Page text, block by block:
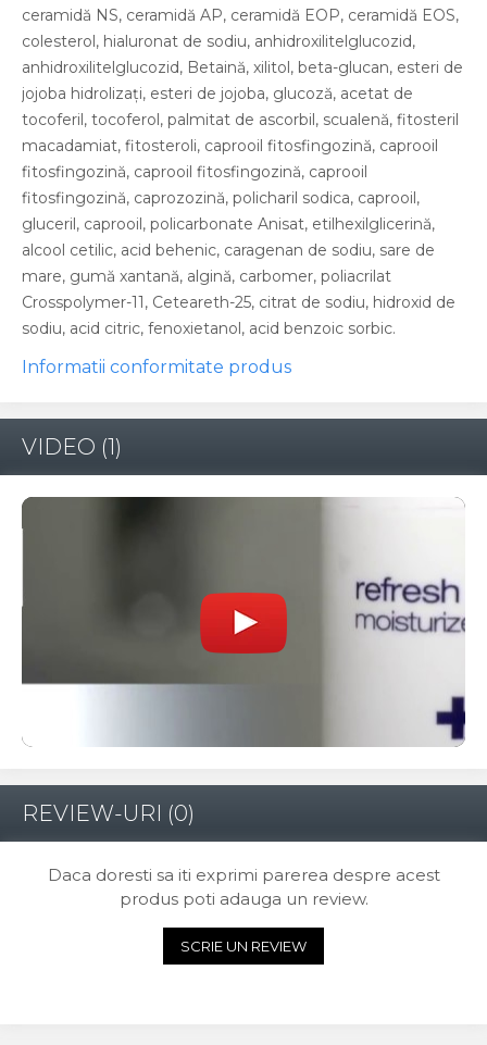
INGRIJIREA PIELII CORPULUI
PROTECTIE SOLARA
SETURI / KITURI
ceramidă NS, ceramidă AP, ceramidă EOP, ceramidă EOS,
colesterol, hialuronat de sodiu, anhidroxilitelglucozid,
anhidroxilitelglucozid, Betaină, xilitol, beta-glucan, esteri de
jojoba hidrolizați, esteri de jojoba, glucoză, acetat de
tocoferil, tocoferol, palmitat de ascorbil, scualenă, fitosteril
macadamiat, fitosteroli, caprooil fitosfingozină, caprooil
fitosfingozină, caprooil fitosfingozină, caprooil
fitosfingozină, caprozozină, policharil sodica, caprooil,
gluceril, caprooil, policarbonate Anisat, etilhexilglicerină,
alcool cetilic, acid behenic, caragenan de sodiu, sare de
mare, gumă xantană, algină, carbomer, poliacrilat
Crosspolymer-11, Ceteareth-25, citrat de sodiu, hidroxid de
sodiu, acid citric, fenoxietanol, acid benzoic sorbic.
Informatii conformitate produs
VIDEO (1)
REVIEW-URI (0)
Daca doresti sa iti exprimi parerea despre acest
produs poti adauga un review.
SCRIE UN REVIEW